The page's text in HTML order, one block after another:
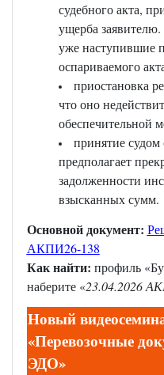
судебного акта,
ущерба
уже наступившие
оспариваемого
приостановка
что оно
обеспечительной
принятие
предполагает
задолженности
взысканных сумм.
Основной документ:
АКПИ26-138
Как найти: профиль
наберите «23.04.2026
Новый
«Перевозочные
ЭДО»